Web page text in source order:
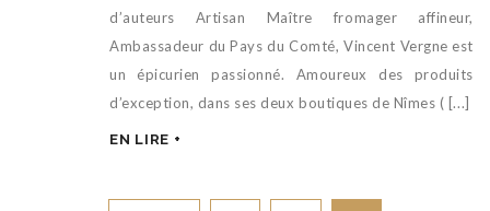
d’auteurs Artisan Maître fromager affineur,
Ambassadeur du Pays du Comté, Vincent Vergne est
un épicurien passionné. Amoureux des produits
d’exception, dans ses deux boutiques de Nîmes ( [...]
EN LIRE +